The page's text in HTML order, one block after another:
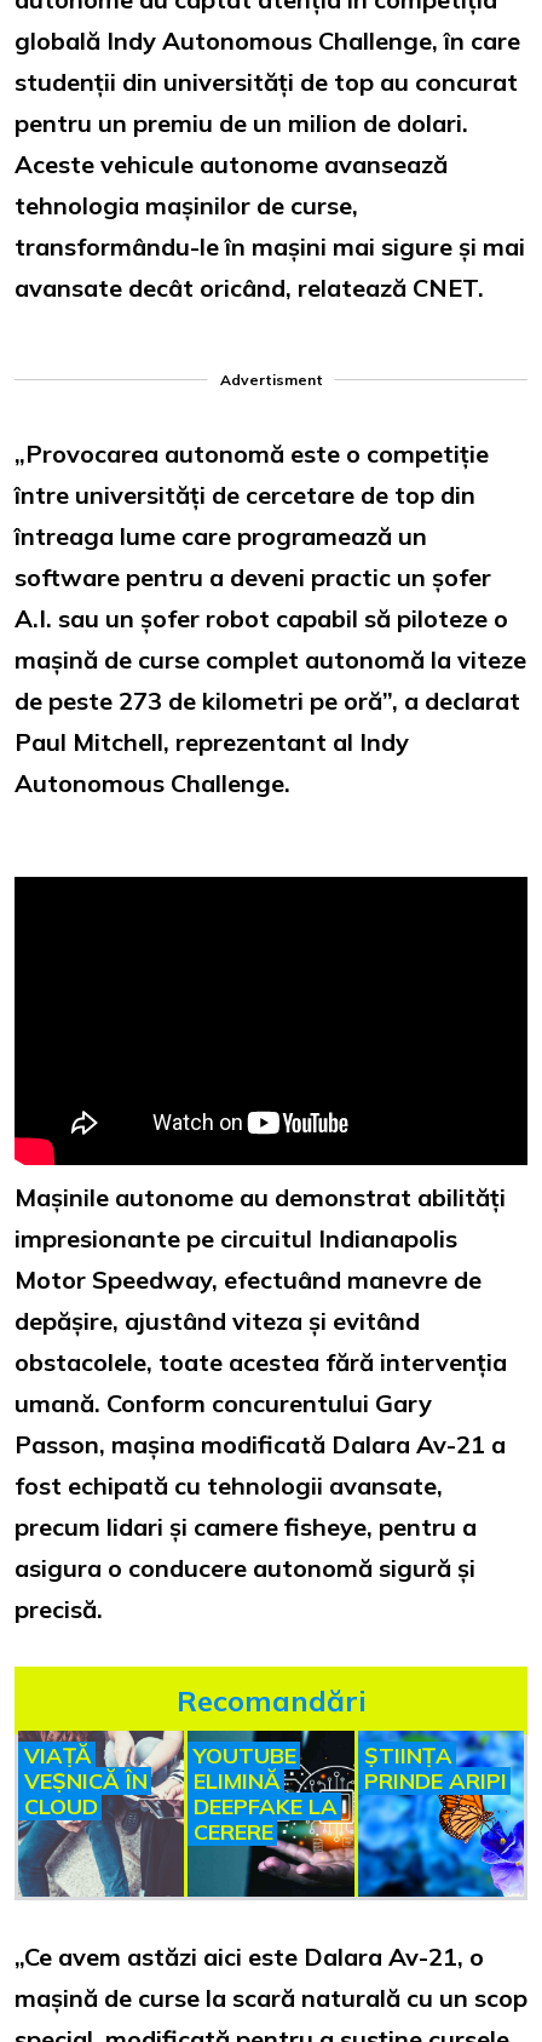
globală Indy Autonomous Challenge, în care
studenții din universități de top au concurat
pentru un premiu de un milion de dolari.
Aceste vehicule autonome avansează
tehnologia mașinilor de curse,
transformându-le în mașini mai sigure și mai
avansate decât oricând, relatează CNET.
Advertisment
„Provocarea autonomă este o competiție
între universități de cercetare de top din
întreaga lume care programează un
software pentru a deveni practic un șofer
A.I. sau un șofer robot capabil să piloteze o
mașină de curse complet autonomă la viteze
de peste 273 de kilometri pe oră”, a declarat
Paul Mitchell, reprezentant al Indy
Autonomous Challenge.
Mașinile autonome au demonstrat abilități
impresionante pe circuitul Indianapolis
Motor Speedway, efectuând manevre de
depășire, ajustând viteza și evitând
obstacolele, toate acestea fără intervenția
umană. Conform concurentului Gary
Passon, mașina modificată Dalara Av-21 a
fost echipată cu tehnologii avansate,
precum lidari și camere fisheye, pentru a
asigura o conducere autonomă sigură și
precisă.
Recomandări
VIAȚĂ
VEȘNICĂ ÎN
CLOUD
YOUTUBE
ELIMINĂ
DEEPFAKE LA
CERERE
ȘTIINȚA
PRINDE ARIPI
„Ce avem astăzi aici este Dalara Av-21, o
mașină de curse la scară naturală cu un scop